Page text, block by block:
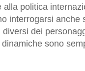
alla politica
interrogarsi anche
diversi dei
sono